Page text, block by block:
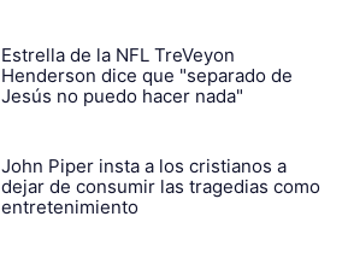
Estrella de la NFL TreVeyon
Henderson dice que "separado de
Jesús no puedo hacer nada"
John Piper insta a los cristianos a
dejar de consumir las tragedias como
entretenimiento